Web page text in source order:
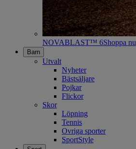
NOVABLAST™ 6Shoppa nu
Barn
Utvalt
Nyheter
Bästsäljare
Pojkar
Flickor
Skor
Löpning
Tennis
Ovriga sporter
SportStyle